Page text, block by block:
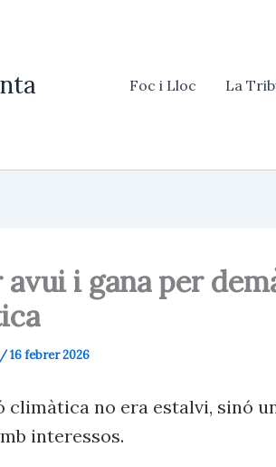
Foc i Lloc La
avui i gana per
/16 febrer 2026
climàtica no era estalvi, sinó
interessos.